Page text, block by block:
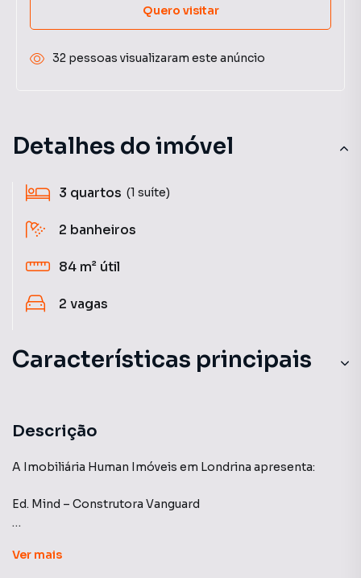
Detalhes do imóvel
3 quartos (1 suíte)
2 banheiros
84 m² útil
2 vagas
Características principais
Churrasqueira
Ar-Condicionado
Andar Alto
Descrição
A Imobiliária Human Imóveis em Londrina apresenta:
Ed. Mind – Construtora Vanguard
Ver mais
Quero visitar
32 pessoas visualizaram este anúncio